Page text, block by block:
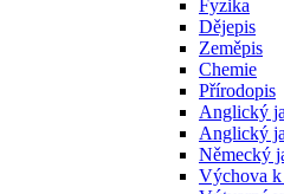
Fyzika
Dějepis
Zeměpis
Chemie
Přírodopis
Anglický
Anglický
Německý
Výchova k